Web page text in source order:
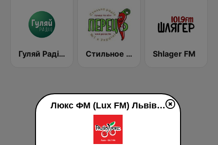
Гуляй Радіо (Guliay Radio) Стильное Радио - Перец ФМ (Stilnoe, perec fm) Shlager FM
Люкс ФМ (Lux FM) Львів live